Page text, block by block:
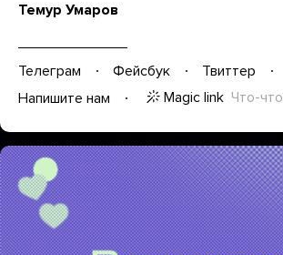
Темур Умаров
Телеграм Фейсбук Твиттер
Напишите нам
Magic link Что-